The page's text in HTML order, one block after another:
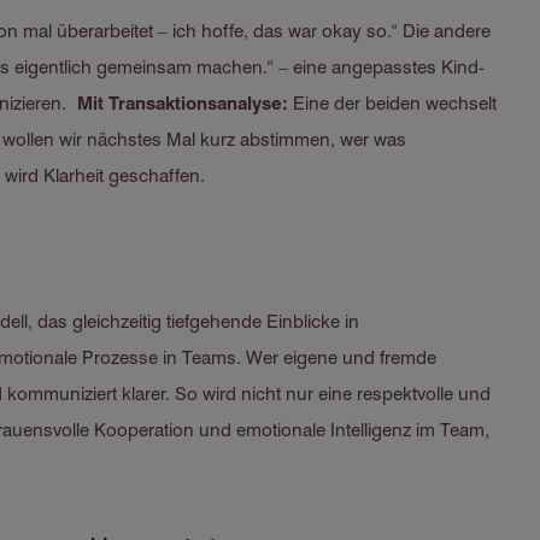
mal überarbeitet – ich hoffe, das war okay so.“ Die andere
gemeinsam machen.“ – eine angepasstes Kind-
Mit Transaktionsanalyse: Eine der beiden wechselt
wir nächstes Mal kurz abstimmen, wer was
Klarheit geschaffen.
das gleichzeitig tiefgehende Einblicke in
Prozesse in Teams. Wer eigene und fremde
klarer. So wird nicht nur eine respektvolle und
Kooperation und emotionale Intelligenz im Team,